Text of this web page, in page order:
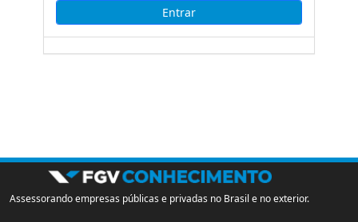
Assessorando empresas públicas e privadas no Brasil e no exterior.